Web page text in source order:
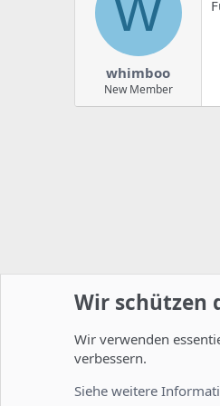
W
whimboo
New Member
Startseite Foren
Wir schützen
Wir verwenden
verbessern.
Siehe weitere